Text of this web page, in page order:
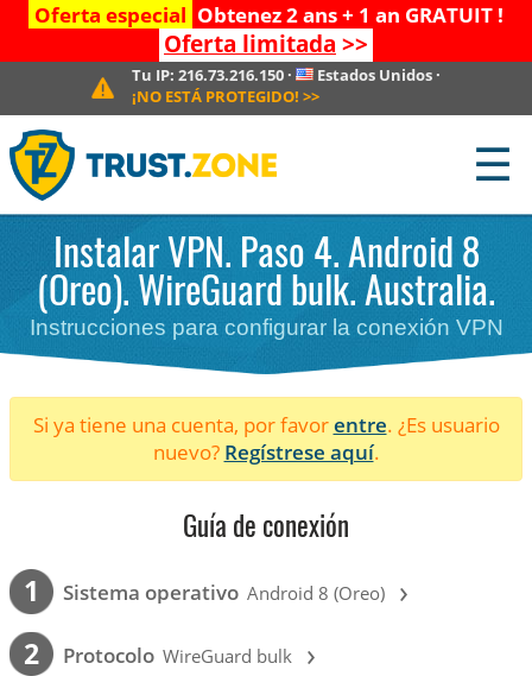
Oferta especial Obtenez 2 ans + 1 an GRATUIT !
Oferta limitada >>
Tu IP: 216.73.216.150· Estados Unidos ·
¡NO ESTÁ PROTEGIDO! >>
☰
Instalar VPN. Paso 4. Android 8
(Oreo). WireGuard bulk. Australia.
Instrucciones para configurar la conexión VPN
Si ya tiene una cuenta, por favorentre. ¿Es usuario
nuevo? Regístrese aquí.
Guía de conexión
1 Sistema operativo Android 8 (Oreo) ›
2 Protocolo WireGuard bulk ›